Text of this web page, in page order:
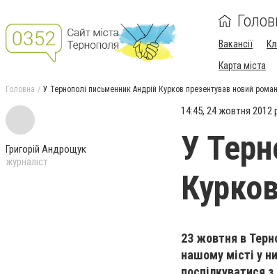
Вакансії
Карта міста
Головна У Тернополі письменник Андрій Курков презентував новий роман
Григорій Андрощук
журналіст
14:45, 24 жовтня 2012
У
23 жовтня в
нашому місті у